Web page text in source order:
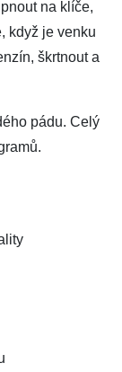
na klíče,
když je venku
škrtnout a
pádu. Celý